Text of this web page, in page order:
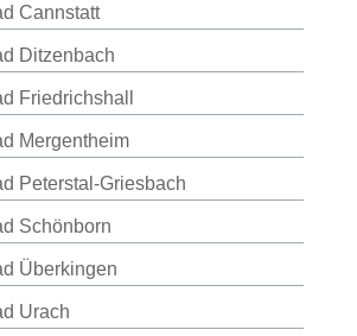
Cannstatt
Ditzenbach
Friedrichshall
Mergentheim
Peterstal-Griesbach
Schönborn
Überkingen
Urach